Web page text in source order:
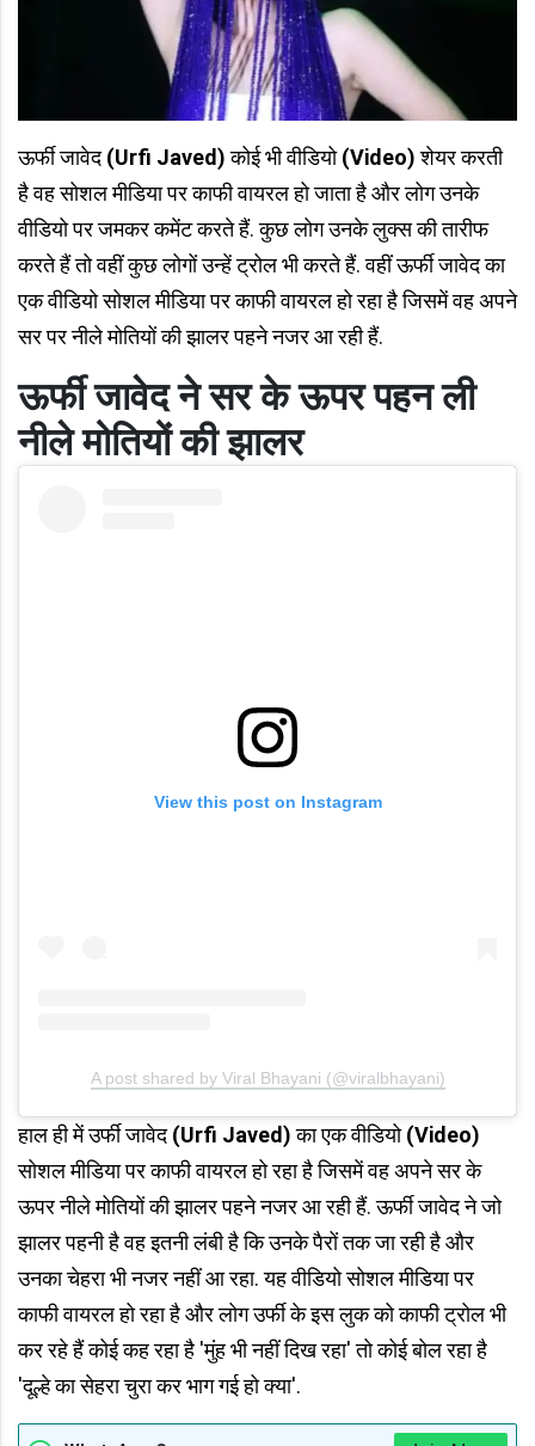
ऊर्फी जावेद(Urfi Javed)कोई भी वीडियो(Video)शेयर करती
है वह सोशल मीडिया पर काफी वायरल हो जाता है और लोग उनके
वीडियो पर जमकर कमेंट करते हैं. कुछ लोग उनके लुक्स की तारीफ
करते हैं तो वहीं कुछ लोगों उन्हें ट्रोल भी करते हैं. वहीं ऊर्फी जावेद का
एक वीडियो सोशल मीडिया पर काफी वायरल हो रहा है जिसमें वह अपने
सर पर नीले मोतियों की झालर पहने नजर आ रही हैं.
ऊर्फी जावेद ने सर के ऊपर पहन ली
नीले मोतियों की झालर
View this post on Instagram
A post shared by Viral Bhayani (@viralbhayani)
हाल ही में उर्फी जावेद(Urfi Javed)का एक वीडियो(Video)
सोशल मीडिया पर काफी वायरल हो रहा है जिसमें वह अपने सर के
ऊपर नीले मोतियों की झालर पहने नजर आ रही हैं. ऊर्फी जावेद ने जो
झालर पहनी है वह इतनी लंबी है कि उनके पैरों तक जा रही है और
उनका चेहरा भी नजर नहीं आ रहा. यह वीडियो सोशल मीडिया पर
काफी वायरल हो रहा है और लोग उर्फी के इस लुक को काफी ट्रोल भी
कर रहे हैं कोई कह रहा है 'मुंह भी नहीं दिख रहा' तो कोई बोल रहा है
'दूल्हे का सेहरा चुरा कर भाग गई हो क्या'.